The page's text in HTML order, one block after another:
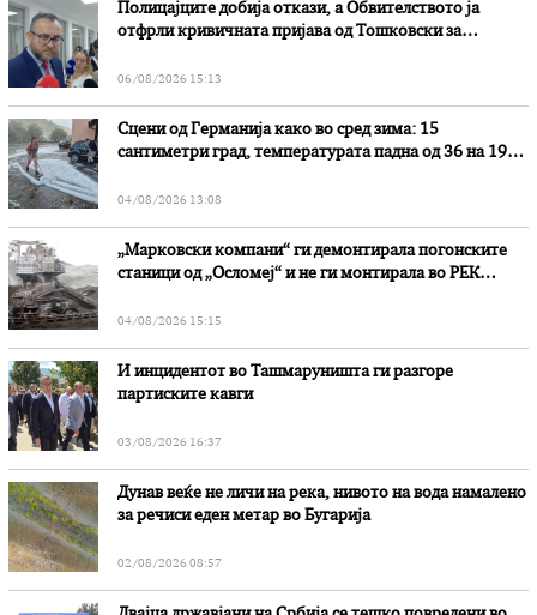
Полицајците добија откази, а Обвителството ја
отфрли кривичната пријава од Тошковски за
06/08/2026 15:13
Сцени од Германија како во сред зима: 15
сантиметри град, температурата падна од 36 на 19
04/08/2026 13:08
„Марковски компани“ ги демонтирала погонските
станици од „Осломеј“ и не ги монтирала во РЕК
04/08/2026 15:15
И инцидентот во Ташмаруништa ги разгоре
партиските кавги
03/08/2026 16:37
Дунав веќе не личи на река, нивото на вода намалено
за речиси еден метар во Бугарија
02/08/2026 08:57